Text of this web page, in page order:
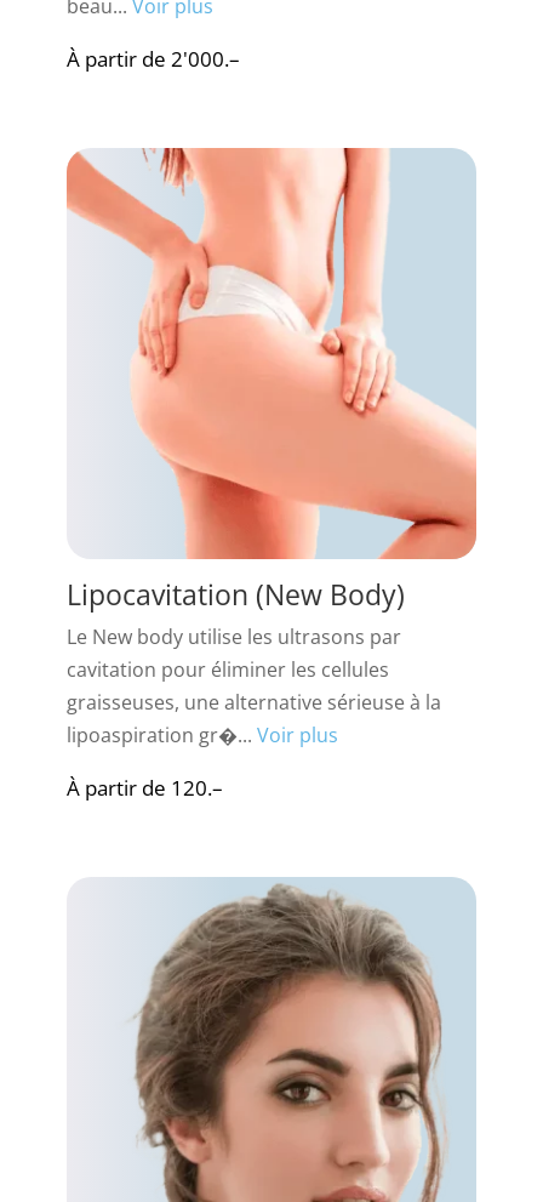
beau... Voir plus
À partir de 2'000.–
Lipocavitation (New Body)
Le New body utilise les ultrasons par
cavitation pour éliminer les cellules
graisseuses, une alternative sérieuse à la
lipoaspiration gr�... Voir plus
À partir de 120.–